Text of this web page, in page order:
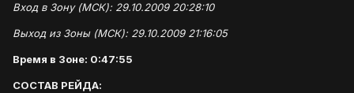
Вход в Зону (МСК): 29.10.2009 20:28:10
Выход из Зоны (МСК): 29.10.2009 21:16:05
Время в Зоне: 0:47:55
СОСТАВ РЕЙДА: